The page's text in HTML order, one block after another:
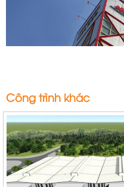
Công trình khác